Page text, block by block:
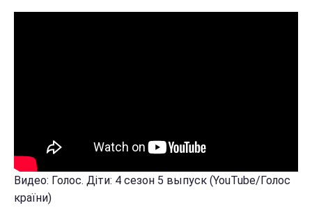
Видео: Голос. Діти: 4 сезон 5 выпуск (YouTube/Голос
країни)